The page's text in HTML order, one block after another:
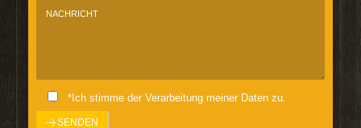
*Ich stimme der Verarbeitung meiner Daten zu.